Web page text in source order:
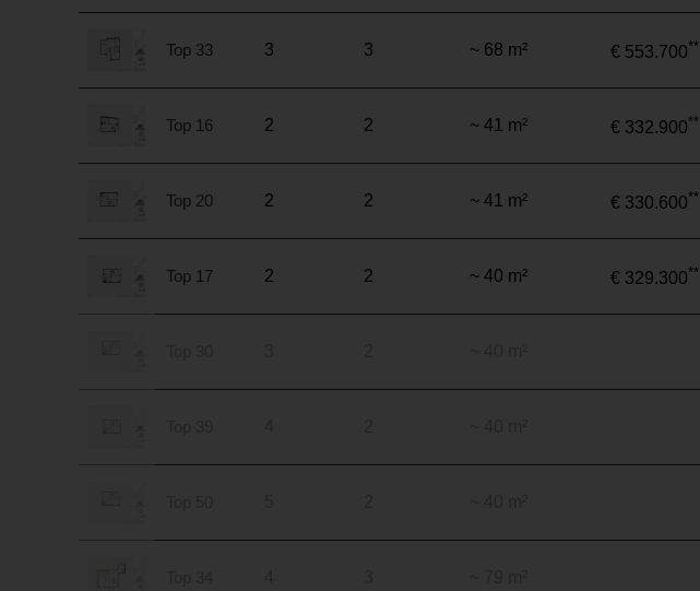
Top 33 3 3 ~ 68 m² € 553.700**
Top 16 2 2 ~ 41 m² € 332.900**
Top 20 2 2 ~ 41 m² € 330.600**
Top 17 2 2 ~ 40 m² € 329.300**